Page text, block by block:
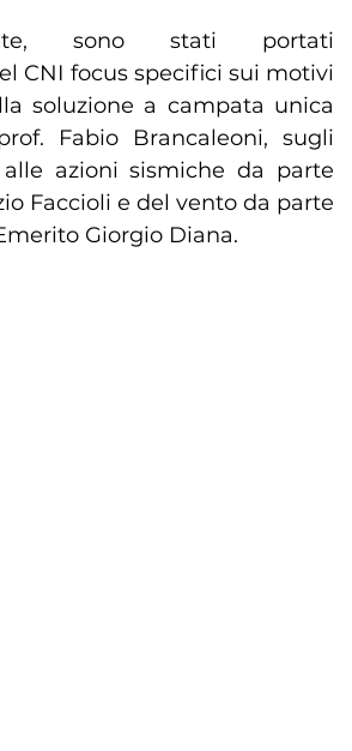
sono stati portati
CNI focus specifici sui motivi
soluzione a campata unica
Fabio Brancaleoni, sugli
azioni sismiche da parte
Faccioli e del vento da parte
Giorgio Diana.